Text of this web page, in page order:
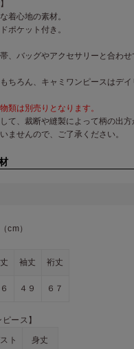
着心地の素材。
ポケット付き。
、バッグやアクセサリーと合わ
ちろん、キャミワンピースはデイ
類は別売りとなります。
て、裁断や縫製によって柄の出
ませんので、ご了承ください。
cm）
袖丈 裄丈
４９ ６７
ース】
ト 身丈